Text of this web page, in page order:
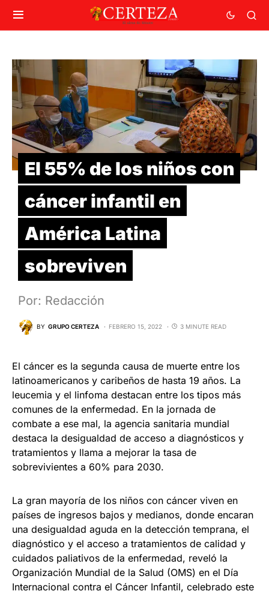
El 55% de los niños con
cáncer infantil en
América Latina
sobreviven
Por: Redacción
BY GRUPO CERTEZA FEBRERO 15, 2022 3 MINUTE READ
El cáncer es la segunda causa de muerte entre los
latinoamericanos y caribeños de hasta 19 años. La
leucemia y el linfoma destacan entre los tipos más
comunes de la enfermedad. En la jornada de
combate a ese mal, la agencia sanitaria mundial
destaca la desigualdad de acceso a diagnósticos y
tratamientos y llama a mejorar la tasa de
sobrevivientes a 60% para 2030.
La gran mayoría de los niños con cáncer viven en
países de ingresos bajos y medianos, donde encaran
una desigualdad aguda en la detección temprana, el
diagnóstico y el acceso a tratamientos de calidad y
cuidados paliativos de la enfermedad, reveló la
Organización Mundial de la Salud (OMS) en el Día
Internacional contra el Cáncer Infantil, celebrado este